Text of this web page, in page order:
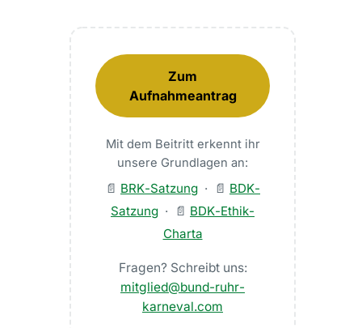
Zum
Aufnahmeantrag
Mit dem Beitritt erkennt ihr
unsere Grundlagen an:
📄 BRK-Satzung · 📄 BDK-
Satzung · 📄 BDK-Ethik-
Charta
Fragen? Schreibt uns:
mitglied@bund-ruhr-
karneval.com